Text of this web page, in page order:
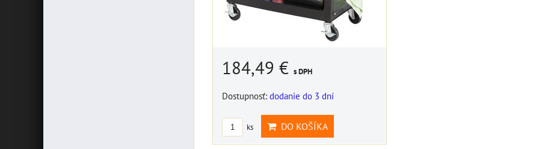
184,49 € s DPH
Dostupnosť: dodanie do 3 dní
ks DO KOŠÍKA